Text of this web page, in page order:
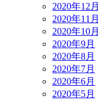
2020年12月
2020年11月
2020年10月
2020年9月
2020年8月
2020年7月
2020年6月
2020年5月